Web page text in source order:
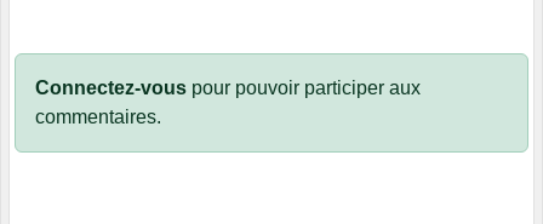
Connectez-vous pour pouvoir participer aux
commentaires.